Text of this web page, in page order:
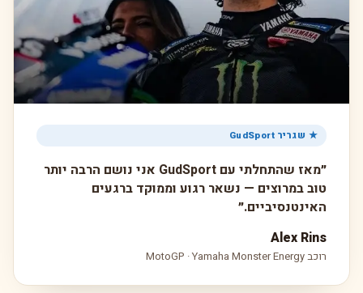
★ שגריר GudSport
״מאז שהתחלתי עם GudSport אני נושם הרבה יותר
טוב במרוצים — נשאר רגוע וממוקד ברגעים
האינטנסיביים.״
Alex Rins
רוכב MotoGP · Yamaha Monster Energy